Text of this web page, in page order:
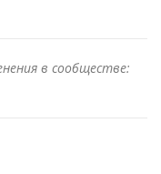
в сообществе: